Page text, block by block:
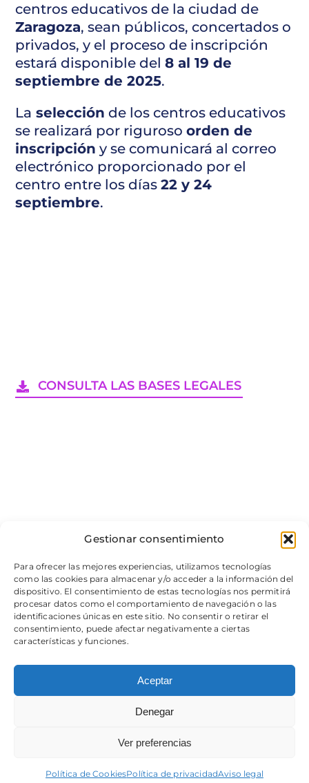
Gestionar consentimiento
Para ofrecer las mejores experiencias, utilizamos tecnologías
como las cookies para almacenar y/o acceder a la información del
dispositivo. El consentimiento de estas tecnologías nos permitirá
procesar datos como el comportamiento de navegación o las
identificaciones únicas en este sitio. No consentir o retirar el
consentimiento, puede afectar negativamente a ciertas
características y funciones.
Aceptar
Denegar
Ver preferencias
Política de CookiesPolítica de privacidadAviso legal
centros educativos de la ciudad de
Zaragoza, sean públicos, concertados o
privados, y el proceso de inscripción
estará disponible del8 al 19 de
septiembre de 2025.
La selección de los centros educativos
se realizará por rigurosoorden de
inscripción y se comunicará al correo
electrónico proporcionado por el
centro entre los días22 y 24
septiembre.
CONSULTA LAS BASES LEGALES